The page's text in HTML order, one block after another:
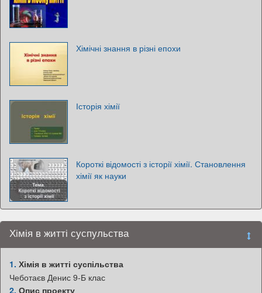
Хімічні знання в різні епохи
Історія хімії
Короткі відомості з історії хімії. Становлення
хімії як науки
Хімія в житті суспульства
1. Хімія в житті суспільства
Чеботаєв Денис 9-Б клас
2. Опис проекту